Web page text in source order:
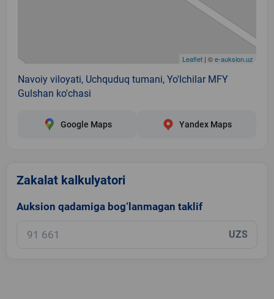
Leaflet | ©e-auksion.uz
Navoiy viloyati, Uchquduq tumani, Yo'lchilar MFY
Gulshan ko'chasi
Google Maps Yandex Maps
Zakalat kalkulyatori
Auksion qadamiga bog‘lanmagan taklif
UZS